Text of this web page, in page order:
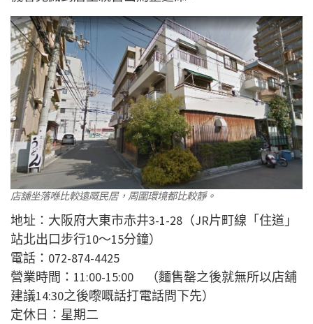
店舖坐落喺比較遠嘅民居，周圍環境都比較靜。
地址：大阪府大東市赤井3-1-28（JR片町線「住道」
站北出口步行10～15分鐘）
電話：072-874-4425
營業時間：11:00-15:00 （麵售罄之後就無所以店舖
建議14:30之後嚟嘅話打電話問下先）
定休日：星期二